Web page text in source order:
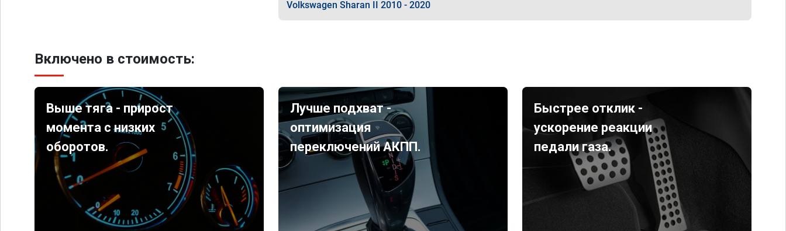
Volkswagen Sharan II 2010 - 2020
Включено в стоимость:
Выше тяга - прирост
момента с низких
оборотов.
Лучше подхват -
оптимизация
переключений АКПП.
Быстрее отклик -
ускорение реакции
педали газа.